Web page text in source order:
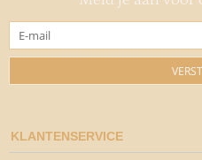
KLANTENSERVICE